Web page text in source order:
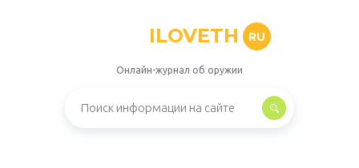
ILOVETH RU
Онлайн-журнал об оружии